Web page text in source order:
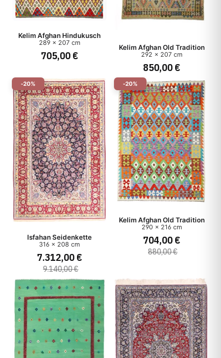
Kelim Afghan Hindukusch
289 x 207 cm
705,00 €
Kelim Afghan Old Tradition
292 x 207 cm
850,00 €
-20%
Isfahan Seidenkette
316 x 208 cm
7.312,00 €
9.140,00 €
-20%
Kelim Afghan Old Tradition
290 x 216 cm
704,00 €
880,00 €